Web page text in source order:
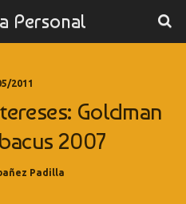
Personal
2011
Goldman
2007
Padilla